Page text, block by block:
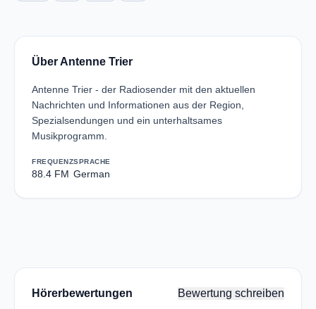
Über Antenne Trier
Antenne Trier - der Radiosender mit den aktuellen
Nachrichten und Informationen aus der Region,
Spezialsendungen und ein unterhaltsames
Musikprogramm.
FREQUENZ
88.4 FM
SPRACHE
German
Hörerbewertungen Bewertung schreiben